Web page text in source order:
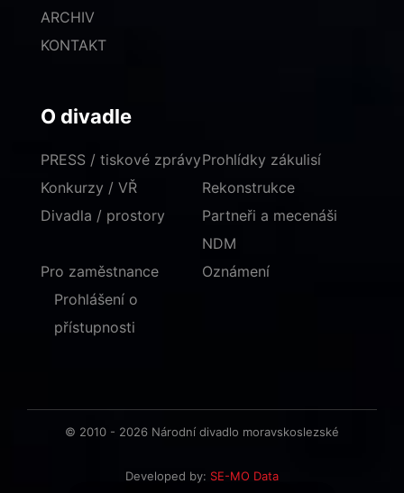
ARCHIV
KONTAKT
O divadle
PRESS / tiskové zprávy
Konkurzy / VŘ
Divadla / prostory
Prohlídky zákulisí
Rekonstrukce
Partneři a mecenáši
NDM
Pro zaměstnance
Oznámení
Prohlášení o
přístupnosti
© 2010 - 2026 Národní divadlo moravskoslezské
Developed by: SE-MO Data